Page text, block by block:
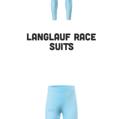
LANGLAUF RACE
SUITS